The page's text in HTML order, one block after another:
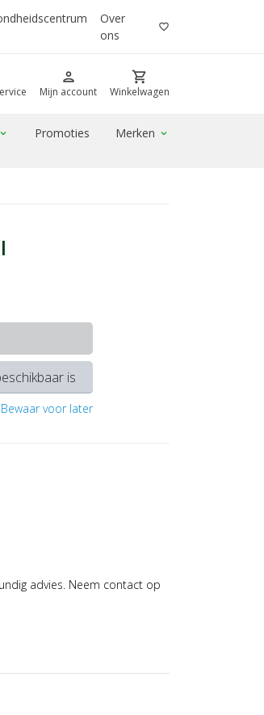
Over
ons
favorite_border
person
Mijn account
shopping_cart
Winkelwagen
expand_more Promoties Merken expand_more
is
Bewaar voor later
advies. Neem contact op